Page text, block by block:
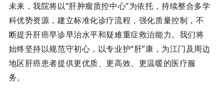
未来，我院将以“肝肿瘤质控中心”为依托，持续整合多学
科优势资源，建立标准化诊疗流程，强化质量控制，不
断提升肝癌早诊早治水平和疑难重症救治能力。我们将
始终坚持以规范守初心，以专业护“肝”康，为江门及周边
地区肝癌患者提供更优质、更高效、更温暖的医疗服
务。